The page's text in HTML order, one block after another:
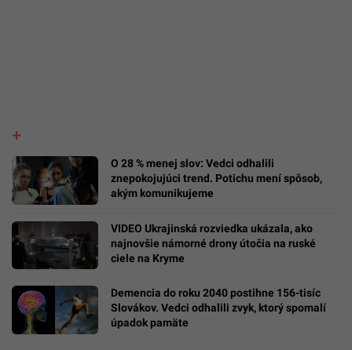
O 28 % menej slov: Vedci odhalili
znepokojujúci trend. Potichu mení spôsob,
akým komunikujeme
VIDEO Ukrajinská rozviedka ukázala, ako
najnovšie námorné drony útočia na ruské
ciele na Kryme
Demencia do roku 2040 postihne 156-tisíc
Slovákov. Vedci odhalili zvyk, ktorý spomalí
úpadok pamäte